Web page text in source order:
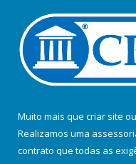
Muito mais que criar site ou
Realizamos uma
contrato que todas as